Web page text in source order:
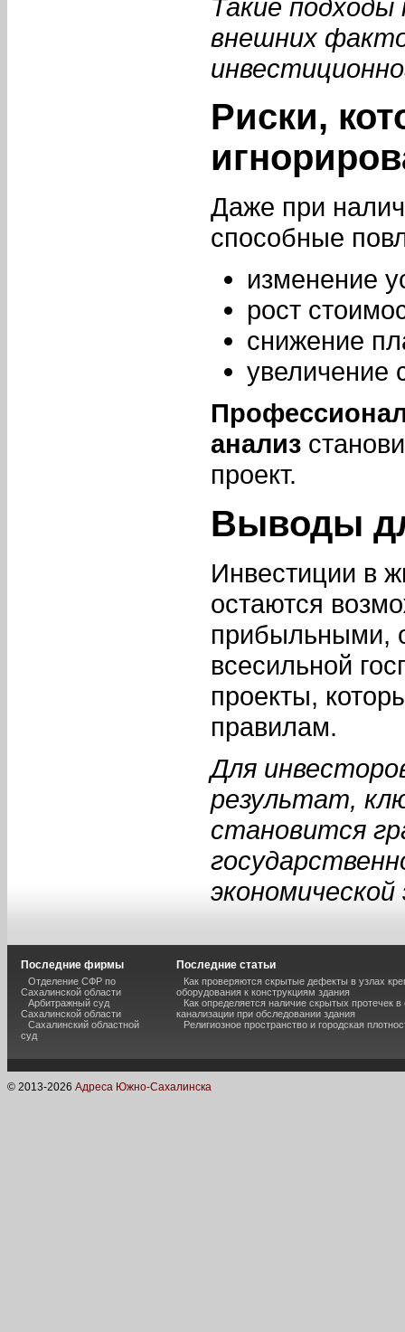
Такие
внешних
Риски,
Даже при
способные
изменение
рост
снижение
увеличение
анализ
проект.
Выводы
Инвестиции в
остаются
прибыльными,
всесильной
проекты,
правилам.
Для
результат,
становится
Последние фирмы
Отделение СФР по
Сахалинской области
Арбитражный суд
Сахалинской области
Сахалинский областной
суд
Последние статьи
Как проверяются скрытые дефекты в узлах
оборудования к конструкциям здания
Как определяется наличие скрытых протечек
канализации при обследовании здания
Религиозное пространство и городская
© 2013-2026 Адреса Южно-Сахалинска